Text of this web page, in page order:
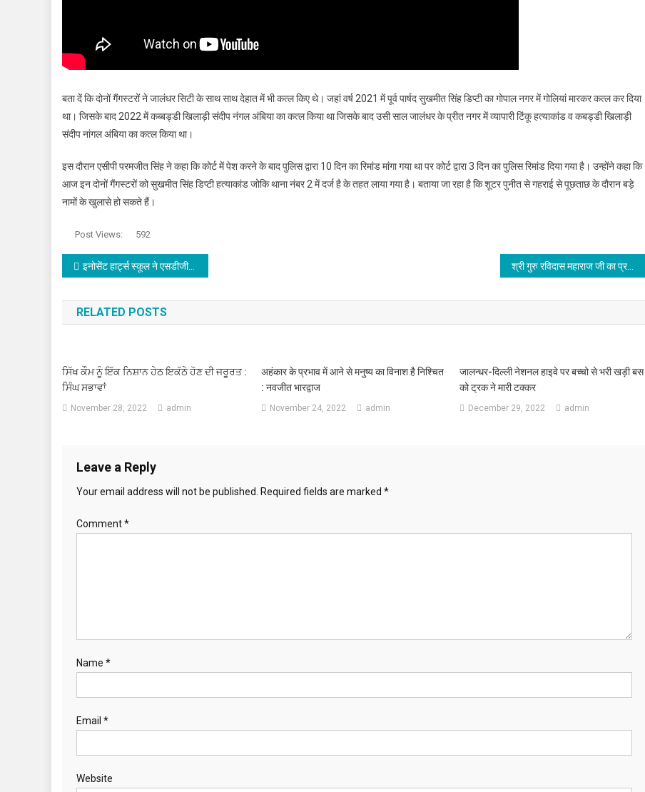
बता दें कि दोनों गैंगस्टरों ने जालंधर सिटी के साथ साथ देहात में भी कत्ल किए थे। जहां वर्ष 2021 में पूर्व पार्षद सुखमीत सिंह डिप्टी का गोपाल नगर में गोलियां मारकर कत्ल कर दिया
था। जिसके बाद 2022 में कब्बड्डी खिलाड़ी संदीप नंगल अंबिया का कत्ल किया था जिसके बाद उसी साल जालंधर के प्रीत नगर में व्यापारी टिंकू हत्याकांड व कबड्डी खिलाड़ी
संदीप नांगल अंबिया का कत्ल किया था।
इस दौरान एसीपी परमजीत सिंह ने कहा कि कोर्ट में पेश करने के बाद पुलिस द्वारा 10 दिन का रिमांड मांगा गया था पर कोर्ट द्वारा 3 दिन का पुलिस रिमांड दिया गया है। उन्होंने कहा कि
आज इन दोनों गैंगस्टरों को सुखमीत सिंह डिप्टी हत्याकांड जोकि थाना नंबर 2 में दर्ज है के तहत लाया गया है। बताया जा रहा है कि शूटर पुनीत से गहराई से पूछताछ के दौरान बड़े
नामों के खुलासे हो सकते हैं।
Post Views: 592
Post navigation
इनोसेंट हार्ट्स स्कूल ने एसडीजी-13 क्लाइमेट एक्शन पर प्रेरक प्रदर्शनी का किया आयोजन,पढ़े श्री गुरु रविदास महाराज जी का प्रगट दिवस को लेकर निकाली शोभा यात्रा, देखें वीडियो
RELATED POSTS
ਸਿੱਖ ਕੌਮ ਨੂੰ ਇੱਕ ਨਿਸ਼ਾਨ ਹੇਠ ਇਕੱਠੇ ਹੋਣ ਦੀ ਜਰੂਰਤ :
ਸਿੰਘ ਸਭਾਵਾਂ
November 28, 2022 admin
अहंकार के प्रभाव में आने से मनुष्य का विनाश है निश्चित
: नवजीत भारद्वाज
November 24, 2022 admin
जालन्धर-दिल्ली नेशनल हाइवे पर बच्चो से भरी खड़ी बस
को ट्रक ने मारी टक्कर
December 29, 2022 admin
Leave a Reply
Your email address will not be published. Required fields are marked *
Comment*
Name *
Email *
Website